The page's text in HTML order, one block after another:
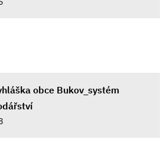
obce Bukov_systém